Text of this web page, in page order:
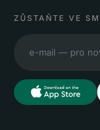
ZŮSTAŇTE VE